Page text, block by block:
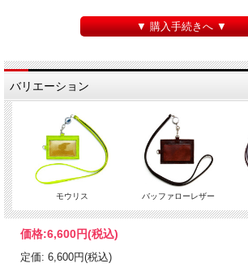
▼ 購入手続きへ ▼
バリエーション
モウリス バッファローレザー
価格:6,600円(税込)
定価: 6,600円(税込)